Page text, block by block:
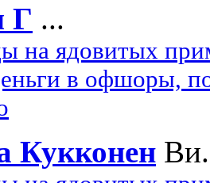
Г ...
на ядовитых
в офшоры,
Кукконен